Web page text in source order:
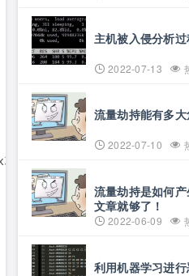
主机被入侵分析
2022-07-13
流量劫持能有多大
2022-07-10
流量劫持是如何
文章就够了！
2022-06-09
利用机器学习进